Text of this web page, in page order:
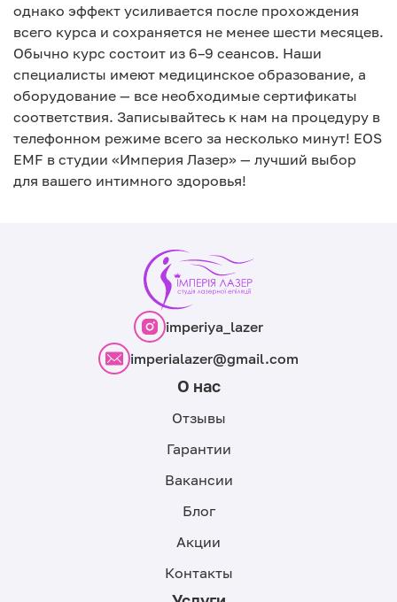
однако эффект усиливается после прохождения
всего курса и сохраняется не менее шести месяцев.
Обычно курс состоит из 6–9 сеансов. Наши
специалисты имеют медицинское образование, а
оборудование — все необходимые сертификаты
соответствия. Записывайтесь к нам на процедуру в
телефонном режиме всего за несколько минут! EOS
EMF в студии «Империя Лазер» — лучший выбор
для вашего интимного здоровья!
imperiya_lazer
imperialazer@gmail.com
О нас
Отзывы
Гарантии
Вакансии
Блог
Акции
Контакты